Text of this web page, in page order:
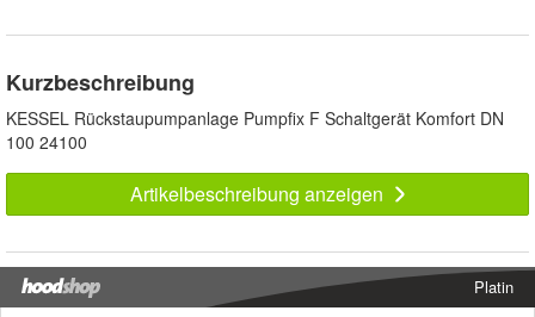
Kurzbeschreibung
KESSEL Rückstaupumpanlage Pumpfix F Schaltgerät Komfort DN
100 24100
Artikelbeschreibung anzeigen
Platin